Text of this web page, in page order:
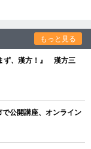
もっと見る
ず、漢方！』 漢方三
公開講座、オンライン